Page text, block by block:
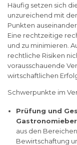
Häufig setzen sich
unzureichend mit
Punkten
Eine rechtzeitige
und zu minimieren.
rechtliche Risiken
vorausschauende
wirtschaftlichen
Schwerpunkte im
Prüfung und
aus den Bereichen
Bewirtschaftung